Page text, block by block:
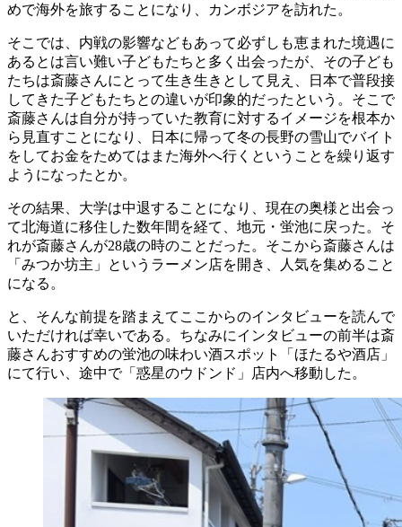
めで海外を旅することになり、カンボジアを訪れた。
そこでは、内戦の影響などもあって必ずしも恵まれた境遇に
あるとは言い難い子どもたちと多く出会ったが、その子ども
たちは斎藤さんにとって生き生きとして見え、日本で普段接
してきた子どもたちとの違いが印象的だったという。そこで
斎藤さんは自分が持っていた教育に対するイメージを根本か
ら見直すことになり、日本に帰って冬の長野の雪山でバイト
をしてお金をためてはまた海外へ行くということを繰り返す
ようになったとか。
その結果、大学は中退することになり、現在の奥様と出会っ
て北海道に移住した数年間を経て、地元・蛍池に戻った。そ
れが斎藤さんが28歳の時のことだった。そこから斎藤さんは
「みつか坊主」というラーメン店を開き、人気を集めること
になる。
と、そんな前提を踏まえてここからのインタビューを読んで
いただければ幸いである。ちなみにインタビューの前半は斎
藤さんおすすめの蛍池の味わい酒スポット「ほたるや酒店」
にて行い、途中で「惑星のウドンド」店内へ移動した。